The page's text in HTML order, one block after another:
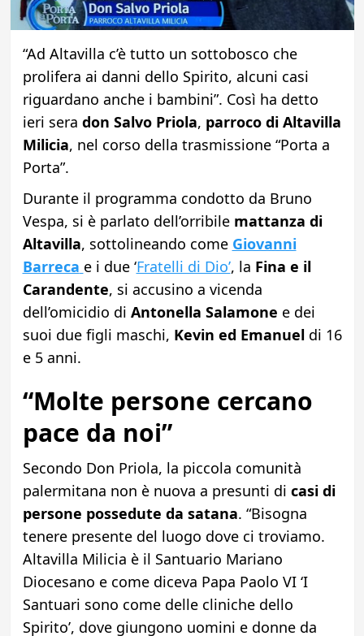
“Ad Altavilla c’è tutto un sottobosco che
prolifera ai danni dello Spirito, alcuni casi
riguardano anche i bambini”. Così ha detto
ieri sera don Salvo Priola, parroco di Altavilla
Milicia, nel corso della trasmissione “Porta a
Porta”.
Durante il programma condotto da Bruno
Vespa, si è parlato dell’orribile mattanza di
Altavilla, sottolineando come Giovanni
Barreca e i due ‘Fratelli di Dio’, la Fina e il
Carandente, si accusino a vicenda
dell’omicidio di Antonella Salamone e dei
suoi due figli maschi, Kevin ed Emanueldi 16
e 5 anni.
“Molte persone cercano
pace da noi”
Secondo Don Priola, la piccola comunità
palermitana non è nuova a presunti di casi di
persone possedute da satana. “Bisogna
tenere presente del luogo dove ci troviamo.
Altavilla Milicia è il Santuario Mariano
Diocesano e come diceva Papa Paolo VI ‘I
Santuari sono come delle cliniche dello
Spirito’, dove giungono uomini e donne da